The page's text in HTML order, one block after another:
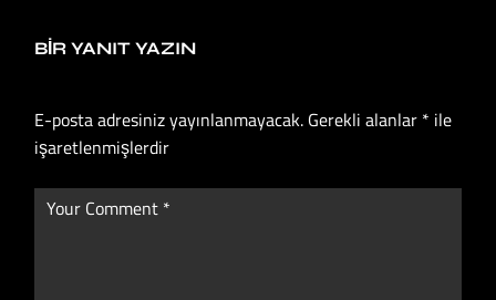
BIR YANIT YAZIN
E-posta adresiniz yayınlanmayacak. Gerekli alanlar * ile
işaretlenmişlerdir